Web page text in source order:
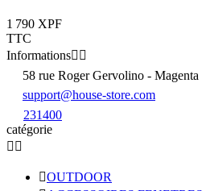
1 790 XPF
TTC
Informations 
58 rue Roger Gervolino - Magenta
support@house-store.com
231400
catégorie
 
OUTDOOR